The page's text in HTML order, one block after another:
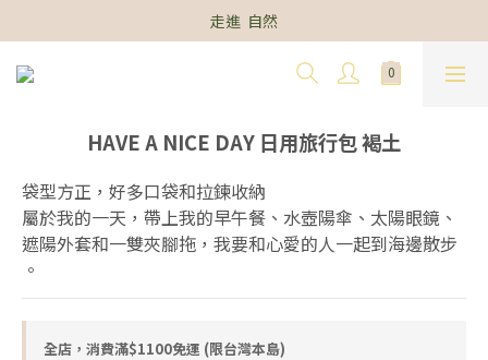
走進  自然
HAVE A NICE DAY 日用旅行包 褐土
袋型方正，好多口袋和拉鍊收納
屬於我的一天，帶上我的早午餐、水壺陽傘、太陽眼鏡、
遮陽外套和一雙夾腳拖，我要和心愛的人一起到海邊散步
。
全店，消費滿$1100免運 (限台灣本島)